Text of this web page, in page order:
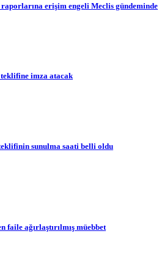
raporlarına erişim engeli Meclis gündeminde
imza atacak
sunulma saati belli oldu
faile ağırlaştırılmış müebbet